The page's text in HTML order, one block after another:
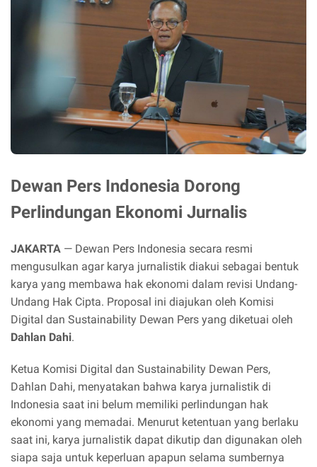
Dewan Pers Indonesia Dorong
Perlindungan Ekonomi Jurnalis
JAKARTA — Dewan Pers Indonesia secara resmi
mengusulkan agar karya jurnalistik diakui sebagai bentuk
karya yang membawa hak ekonomi dalam revisi Undang-
Undang Hak Cipta. Proposal ini diajukan oleh Komisi
Digital dan Sustainability Dewan Pers yang diketuai oleh
Dahlan Dahi.
Ketua Komisi Digital dan Sustainability Dewan Pers,
Dahlan Dahi, menyatakan bahwa karya jurnalistik di
Indonesia saat ini belum memiliki perlindungan hak
ekonomi yang memadai. Menurut ketentuan yang berlaku
saat ini, karya jurnalistik dapat dikutip dan digunakan oleh
siapa saja untuk keperluan apapun selama sumbernya